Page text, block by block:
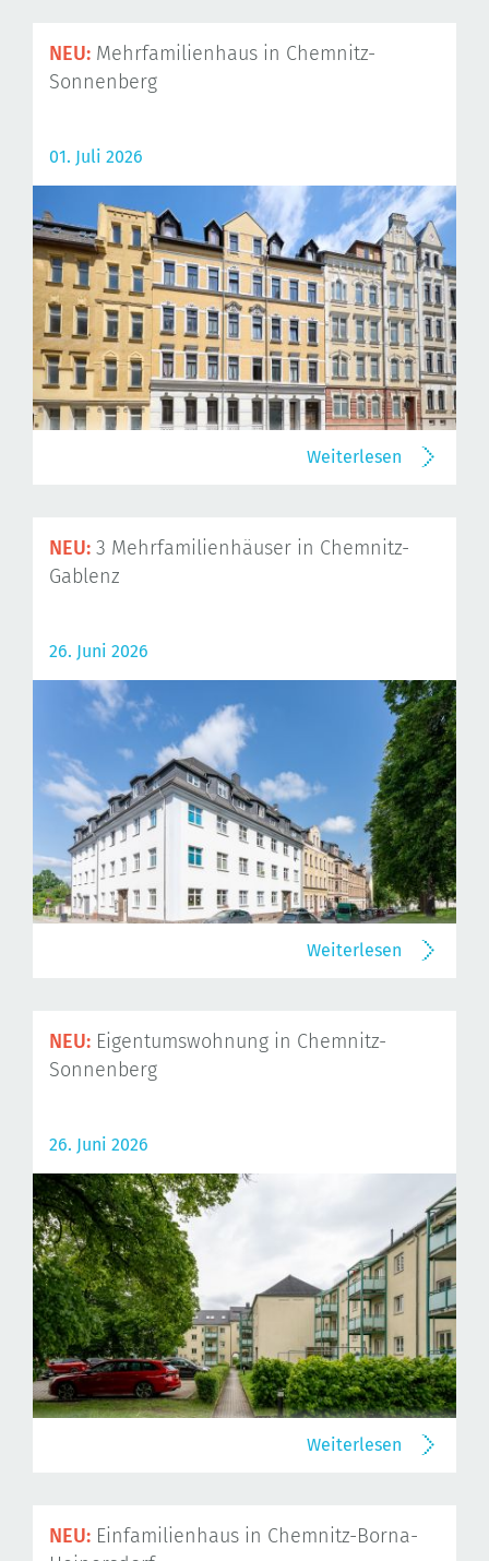
NEU: Mehrfamilienhaus in Chemnitz-
Sonnenberg
01. Juli 2026
Weiterlesen
NEU: 3 Mehrfamilienhäuser in Chemnitz-
Gablenz
26. Juni 2026
Weiterlesen
NEU: Eigentumswohnung in Chemnitz-
Sonnenberg
26. Juni 2026
Weiterlesen
NEU: Einfamilienhaus in Chemnitz-Borna-